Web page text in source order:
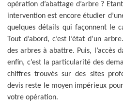
opération d’abattage d’arbre ?
intervention est encore étudier
quelques détails qui façonnent le
Tout d’abord, c’est l’état d’un
des arbres à abattre. Puis, l’accès
enfin, c’est la particularité des
chiffres trouvés sur des sites
devis reste le moyen impérieux
votre opération.